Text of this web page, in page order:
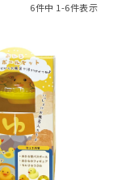
6件中 1-6件表示